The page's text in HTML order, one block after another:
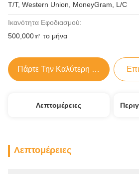
T/T, Western Union, MoneyGram, L/C
Ικανότητα Εφοδιασμού:
500,000㎡ το μήνα
Πάρτε Την Καλύτερη Τιμή
Λεπτομέρειες
Λεπτομέρειες